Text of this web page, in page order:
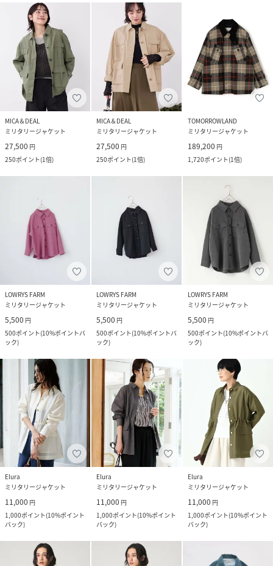
MICA＆DEAL
ミリタリージャケット
27,500 円
250ポイント(1倍)
MICA＆DEAL
ミリタリージャケット
27,500 円
250ポイント(1倍)
TOMORROWLAND
ミリタリージャケット
189,200 円
1,720ポイント(1倍)
LOWRYS FARM
ミリタリージャケット
5,500 円
500ポイント(10%ポイントバ
ック)
LOWRYS FARM
ミリタリージャケット
5,500 円
500ポイント(10%ポイントバ
ック)
LOWRYS FARM
ミリタリージャケット
5,500 円
500ポイント(10%ポイントバ
ック)
Elura
ミリタリージャケット
11,000 円
1,000ポイント(10%ポイント
バック)
Elura
ミリタリージャケット
11,000 円
1,000ポイント(10%ポイント
バック)
Elura
ミリタリージャケット
11,000 円
1,000ポイント(10%ポイント
バック)